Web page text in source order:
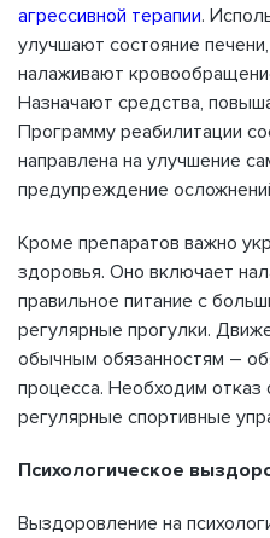
агрессивной терапии.
улучшают состояние
налаживают
Назначают средства,
Программу реабилитации
направлена на улучшение
предупреждение
Кроме препаратов важно
здоровья. Оно включает
правильное питание с
регулярные прогулки.
обычным обязанностям –
процесса. Необходим отказ
регулярные спортивные
Психологическое
Выздоровление на